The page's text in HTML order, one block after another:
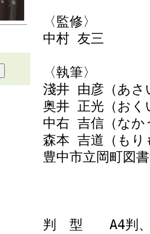
〈監修〉
中村 友三
〈執筆〉
淺井 由彦（あさ
奥井 正光（おく
中右 吉信（なか
森本 吉道（もり
豊中市立岡町図
判 型 A4判、